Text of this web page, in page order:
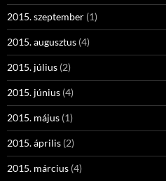
2015. szeptember (1)
2015. augusztus (4)
2015. július (2)
2015. június (4)
2015. május (1)
2015. április (2)
2015. március (4)